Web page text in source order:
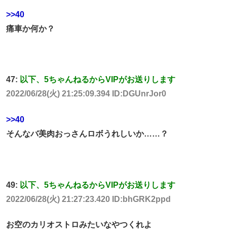
>>40
痛車か何か？
47: 以下、5ちゃんねるからVIPがお送りします
2022/06/28(火) 21:25:09.394 ID:DGUnrJor0
>>40
そんなバ美肉おっさんロボうれしいか……？
49: 以下、5ちゃんねるからVIPがお送りします
2022/06/28(火) 21:27:23.420 ID:bhGRK2ppd
お空のカリオストロみたいなやつくれよ